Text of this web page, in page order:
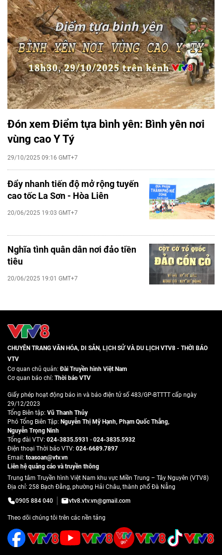
Đón xem Điểm tựa bình yên: Bình yên nơi
vùng cao Y Tý
29/10/2025 09:16 GMT+7
Đẩy nhanh tiến độ mở rộng tuyến
cao tốc La Sơn - Hòa Liên
20/06/2025 19:03 GMT+7
Nghĩa tình quân dân nơi đảo tiền
tiêu
20/06/2025 19:01 GMT+7
CHUYÊN TRANG VĂN HÓA, DI SẢN, LỊCH SỬ VÀ DU LỊCH VTV8 - THỜI BÁO
VTV
Cơ quan chủ quản:Đài Truyền hình Việt Nam
Cơ quan báo chí: Thời báo VTV
Giấy phép hoạt động báo in và báo điện tử số 483/GP-BTTTT cấp ngày
29/12/2023
Tổng Biên tập: Vũ Thanh Thủy
Phó Tổng Biên Tập: Nguyễn Thị Mỹ Hạnh, Phạm Quốc Thắng,
Nguyễn Trọng Ninh
Tổng đài VTV: 024-3835.5931 - 024-3835.5932
Ðiện thoại Thời báo VTV: 024-6689.7897
Email: toasoan@vtv.vn
Liên hệ quảng cáo và truyền thông
Trung tâm Truyền hình Việt Nam khu vực Miền Trung – Tây Nguyên (VTV8)
Địa chỉ: 258 Bạch Đằng, phường Hải Châu, thành phố Đà Nẵng
0905 884 040
vtv8.vtv.vn@gmail.com
Theo dõi chúng tôi trên các nền tảng